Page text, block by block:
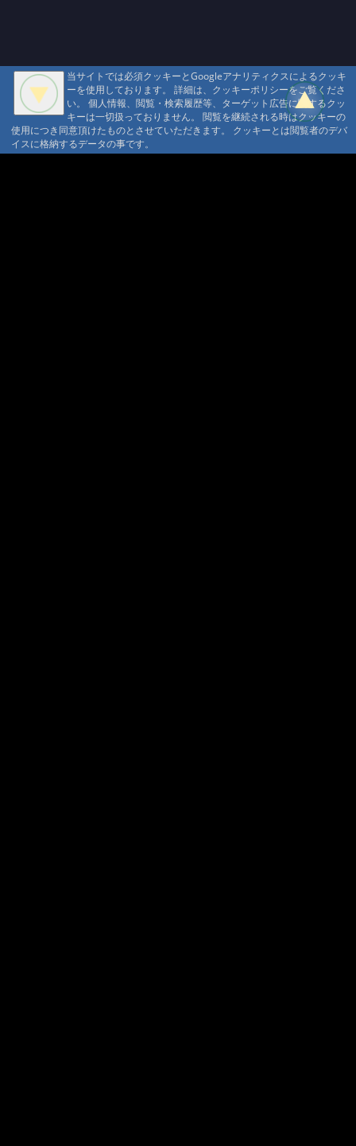
当サイトでは必須クッキーとGoogleアナリティクスによるクッキ
ーを使用しております。 詳細は、クッキーポリシーをご覧くださ
い。 個人情報、閲覧・検索履歴等、ターゲット広告に関するクッ
キーは一切扱っておりません。 閲覧を継続される時はクッキーの
使用につき同意頂けたものとさせていただきます。 クッキーとは閲覧者のデバ
イスに格納するデータの事です。